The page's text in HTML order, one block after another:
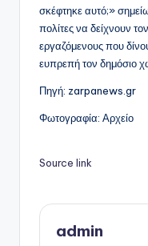
σκέφτηκε αυτό;»
πολίτες να δείχνουν
εργαζόμενους που
ευπρεπή τον δημόσιο
Πηγή: zarpanews.gr
Φωτογραφία: Αρχείο
Source link
admin